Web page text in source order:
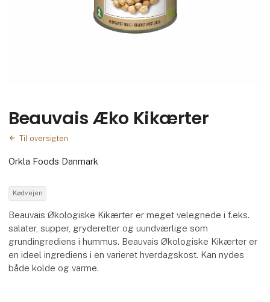
Beauvais Æko Kikærter
Til oversigten
Orkla Foods Danmark
Kødvejen
Beauvais Økologiske Kikærter er meget velegnede i f.eks.
salater, supper, gryderetter og uundværlige som
grundingrediens i hummus. Beauvais Økologiske Kikærter er
en ideel ingrediens i en varieret hverdagskost. Kan nydes
både kolde og varme.